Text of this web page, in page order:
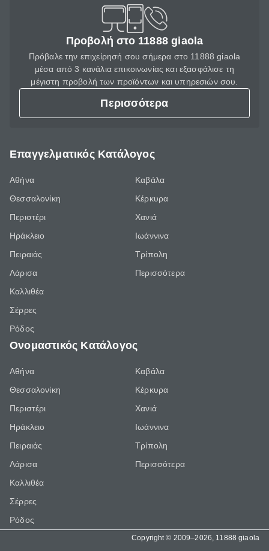
Προβολή στο 11888 giaola
Πρόβαλε την επιχείρησή σου σήμερα στο 11888 giaola
μέσα από 3 κανάλια επικοινωνίας και εξασφάλισε τη
μέγιστη προβολή των προϊόντων και υπηρεσιών σου.
Περισσότερα
Επαγγελματικός Κατάλογος
Αθήνα
Θεσσαλονίκη
Περιστέρι
Ηράκλειο
Πειραιάς
Λάρισα
Καλλιθέα
Σέρρες
Ρόδος
Καβάλα
Κέρκυρα
Χανιά
Ιωάννινα
Τρίπολη
Περισσότερα
Ονομαστικός Κατάλογος
Αθήνα
Θεσσαλονίκη
Περιστέρι
Ηράκλειο
Πειραιάς
Λάρισα
Καλλιθέα
Σέρρες
Ρόδος
Καβάλα
Κέρκυρα
Χανιά
Ιωάννινα
Τρίπολη
Περισσότερα
Copyright © 2009–2026, 11888 giaola